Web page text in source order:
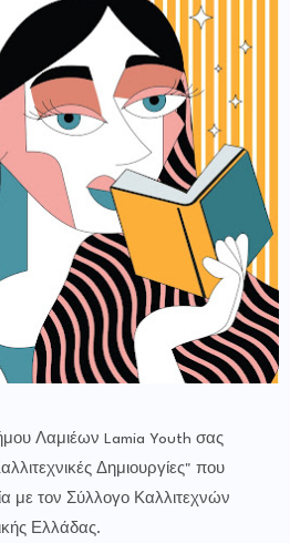
Λαμιέων Lamia Youth σας
Δημιουργίες" που
με τον Σύλλογο Καλλιτεχνών
Ελλάδας.